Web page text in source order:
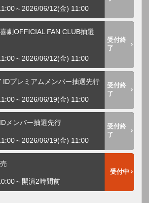
～2026/06/12(金) 11:00
劇OFFICIAL FAN CLUB抽選
～2026/06/12(金) 11:00
受付終
了
IDプレミアムメンバー抽選先行
～2026/06/19(金) 11:00
受付終
了
メンバー抽選先行
～2026/06/19(金) 11:00
受付終
了
～開演2時間前
受付中